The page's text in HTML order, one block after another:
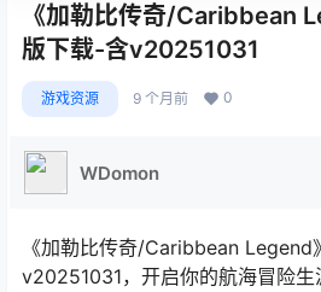
《加勒比传奇/Caribbean
版下载-含v20251031
游戏资源 9 个月前 0
WDomon
《加勒比传奇/Caribbean
v20251031，开启你的航海冒险生